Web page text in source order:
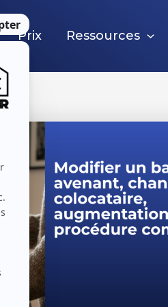
Prix Ressources